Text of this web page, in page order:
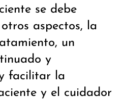
se debe
aspectos, la
un
y
facilitar la
y el cuidador